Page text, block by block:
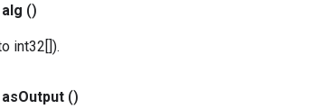
alg ()
int32[]).
asOutput ()